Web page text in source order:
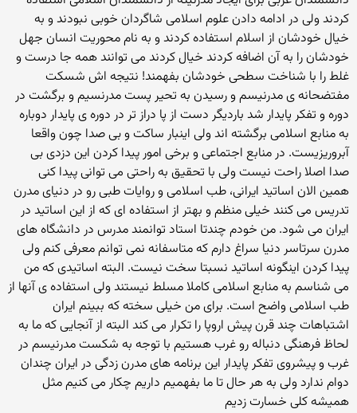
کردند ولی در ادامه دادن علوم اسلامی شاگردان خوبی نبودند و به
خیال خودشان از اسلام استفاده کردند و به نام محوریت انسان جهل
خودشان را به آن اضافه کردند خیال کردند می توانند همه جا درست و
غلط را با شناخت سطحی خودشان بفهمند! نتیجه اش شسکت
مفتضحانه ی مدرنیسم و رسیدن به تحیر پست مدرنسیم و برگشت در
دوره و تفکر پایدار شد باردیگر دست از پا دراز تر در دوره ی پایدار دوباره
به منابع اسلامی برگشته اند ولی اینبار ساکت و بی صدا چون واقعا
آبروریزیست. در منابع اجتماعی و برخی امور پیدا کردن این دزدی بی
صدا اصلا راحت نیست ولی با تحقیق به راحتی می توانی پیدا کنی
همین الان اساتید ایرانی، طب اسلامی و روایات طبی رو در دنیای مدرن
تدریس می کنند خیلی منظم و بهتر از استفاده ای که از این اساتید در
ایران می شود. من خودم چندتا استاد توانمند مدرس در دانشگاه های
مدرن سرتاسر دنیا سراغ دارم که متاسفانه نمی توانم معرفی کنم ولی
پیدا کردن اینگونه اساتید نسبتا سخت نیست. البته اساتیدی که من
می شناسم به منابع اسلامی کاملا مسلط نیستند ولی استفاده ی آنها از
طب اسلامی واضح است. برای من خیلی سخته که ببینم ایران
اشتباهات چند قرن پیش اروپا را تکرار می کند البته از آنجایی که ما به
لحاظ فرهنگی دنباله رو غرب هستیم با توجه به شکست مدرنیسم در
غرب و پیشروی تفکر پایدار این برنامه های مدرن زدگی در ایران چندان
دوام ندارد ولی به هر حال تا ما بفهمیم داریم چکار می کنیم مثل
همیشه کلی خسارت زدیم